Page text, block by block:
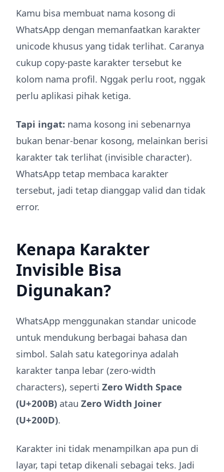
Kamu bisa membuat nama kosong di
WhatsApp dengan memanfaatkan karakter
unicode khusus yang tidak terlihat. Caranya
cukup copy-paste karakter tersebut ke
kolom nama profil. Nggak perlu root, nggak
perlu aplikasi pihak ketiga.
Tapi ingat: nama kosong ini sebenarnya
bukan benar-benar kosong, melainkan berisi
karakter tak terlihat (invisible character).
WhatsApp tetap membaca karakter
tersebut, jadi tetap dianggap valid dan tidak
error.
Kenapa Karakter
Invisible Bisa
Digunakan?
WhatsApp menggunakan standar unicode
untuk mendukung berbagai bahasa dan
simbol. Salah satu kategorinya adalah
karakter tanpa lebar (zero-width
characters), seperti Zero Width Space
(U+200B) atau Zero Width Joiner
(U+200D).
Karakter ini tidak menampilkan apa pun di
layar, tapi tetap dikenali sebagai teks. Jadi